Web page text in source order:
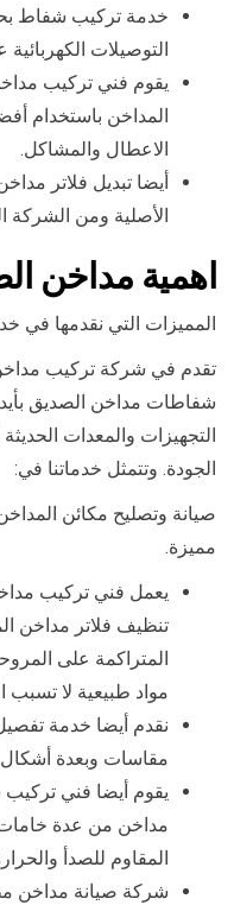
خدمة تركيب شفاط
التوصيلات
يقوم فني تركيب
المداخن باستخدام
الاعطال والمشاكل.
أيضا تبديل فلاتر
الأصلية ومن
اهمية مداخن
المميزات التي نقدمها
تقدم في شركة تركيب
شفاطات مداخن الصديق
التجهيزات والمعدات
الجودة. وتتمثل خدماتنا في:
صيانة وتصليح مكائن
مميزة.
يعمل فني تركيب
تنظيف فلاتر مداخن
المتراكمة على
مواد طبيعية لا تسبب
نقدم أيضا خدمة
مقاسات وبعدة أشكال
يقوم أيضا فني
مداخن من عدة خامات
المقاوم للصدأ
شركة صيانة مداخن